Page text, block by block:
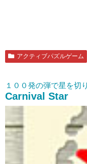
アクティブパズルゲーム
１００発の弾で星を切
Carnival Star